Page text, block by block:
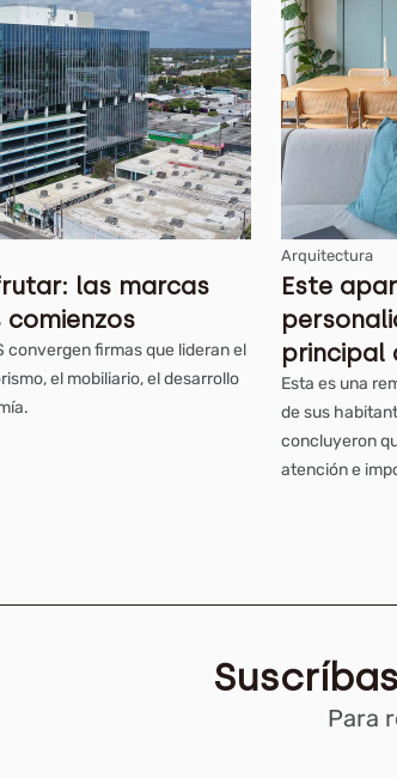
las marcas
comienzos
convergen firmas que lideran el
el mobiliario, el desarrollo
Arquitectura
Este
principal
Esta es una
de sus
concluyeron
atención e
Para